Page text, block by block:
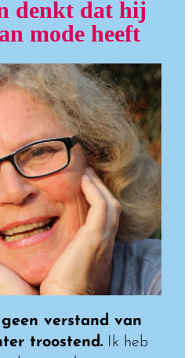
denkt dat hij
mode heeft
verstand van
troostend.Ik heb